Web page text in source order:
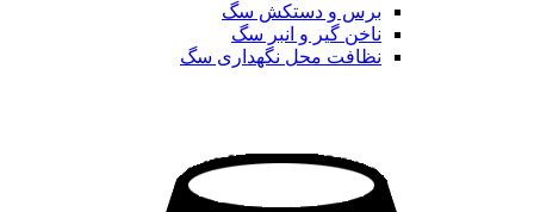
برس و دستکش سگ
ناخن گیر و انبر سگ
نظافت محل نگهداری سگ